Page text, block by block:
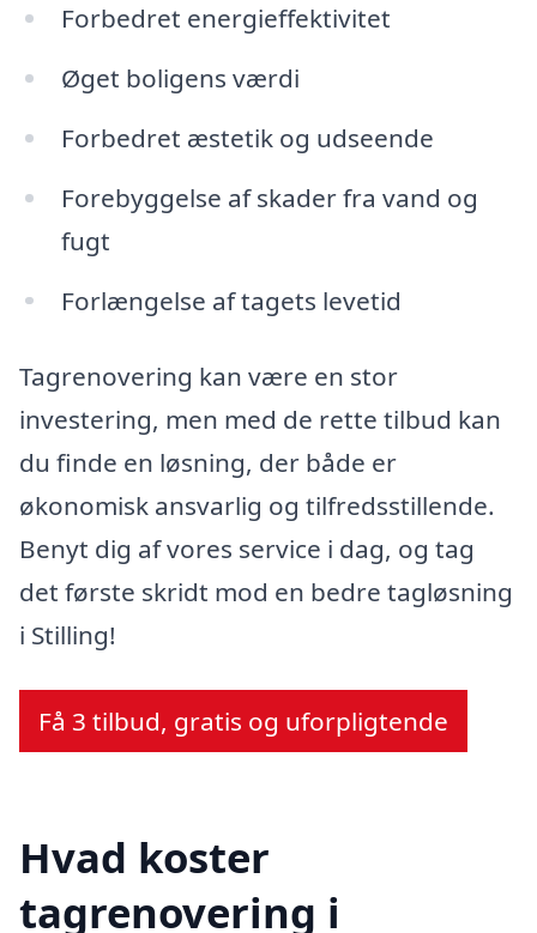
Forbedret energieffektivitet
Øget boligens værdi
Forbedret æstetik og udseende
Forebyggelse af skader fra vand og
fugt
Forlængelse af tagets levetid
Tagrenovering kan være en stor
investering, men med de rette tilbud kan
du finde en løsning, der både er
økonomisk ansvarlig og tilfredsstillende.
Benyt dig af vores service i dag, og tag
det første skridt mod en bedre tagløsning
i Stilling!
Få 3 tilbud, gratis og uforpligtende
Hvad koster
tagrenovering i